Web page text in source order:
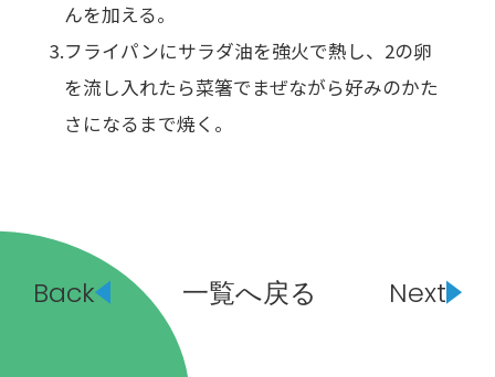
んを加える。
フライパンにサラダ油を強火で熱し、2の卵
を流し入れたら菜箸でまぜながら好みのかた
さになるまで焼く。
Back 一覧へ戻る Next